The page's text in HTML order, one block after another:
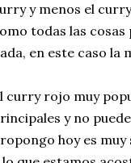
y menos el
todas las
en este caso la
curry rojo muy
y no
hoy es